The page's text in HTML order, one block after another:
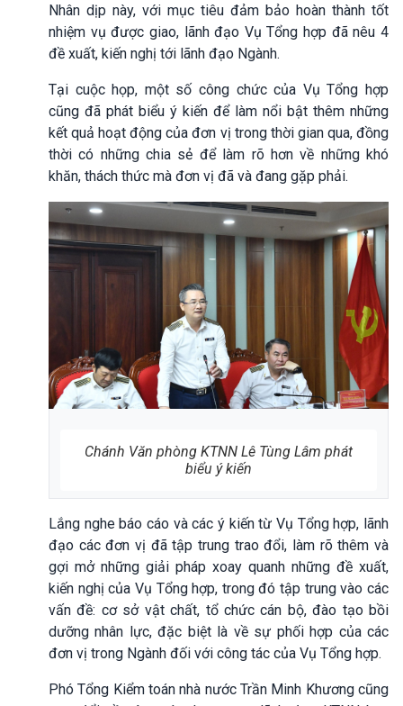
Nhân dịp này, với mục tiêu đảm bảo hoàn thành tốt
nhiệm vụ được giao, lãnh đạo Vụ Tổng hợp đã nêu 4
đề xuất, kiến nghị tới lãnh đạo Ngành.
Tại cuộc họp, một số công chức của Vụ Tổng hợp
cũng đã phát biểu ý kiến để làm nổi bật thêm những
kết quả hoạt động của đơn vị trong thời gian qua, đồng
thời có những chia sẻ để làm rõ hơn về những khó
khăn, thách thức mà đơn vị đã và đang gặp phải.
Chánh Văn phòng KTNN Lê Tùng Lâm phát
biểu ý kiến
Lắng nghe báo cáo và các ý kiến từ Vụ Tổng hợp, lãnh
đạo các đơn vị đã tập trung trao đổi, làm rõ thêm và
gợi mở những giải pháp xoay quanh những đề xuất,
kiến nghị của Vụ Tổng hợp, trong đó tập trung vào các
vấn đề: cơ sở vật chất, tổ chức cán bộ, đào tạo bồi
dưỡng nhân lực, đặc biệt là về sự phối hợp của các
đơn vị trong Ngành đối với công tác của Vụ Tổng hợp.
Phó Tổng Kiểm toán nhà nước Trần Minh Khương cũng